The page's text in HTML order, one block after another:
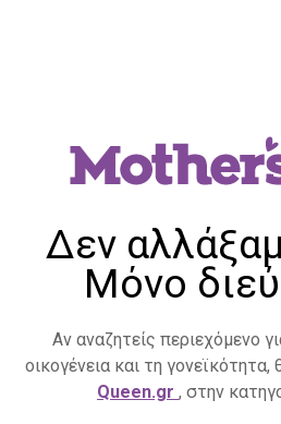
Δεν
Μόνο
Αν αναζητείς περιεχόμενο
οικογένεια και τη
Queen.gr , στην